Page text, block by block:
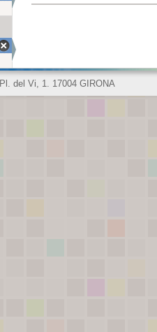
Pl. del Vi, 1. 17004 GIRONA